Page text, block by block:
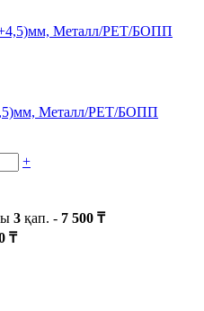
Металл/PET/БОПП
+
3 қап. - 7 500 ₸
₸